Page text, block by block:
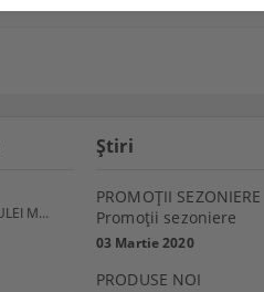
A000989970101 ULEI MOTOR 5W30 1L MERCEDES
Ştiri
PROMOŢII SEZONIERE
Promoţii sezoniere
03 Martie 2020
PRODUSE NOI